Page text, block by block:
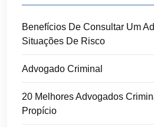
Benefícios De Consultar Um
Situações De Risco
Advogado Criminal
20 Melhores Advogados
Propício